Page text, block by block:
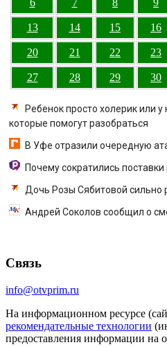
13 14 15 16
20 21 22 23
27 28 29 30
Ребенок просто холерик или
которые помогут разобраться
В Уфе отразили очередную
Почему сократились
Дочь Розы Сябитовой сильно
Андрей Соколов сообщил о
Связь
info@otvprim.ru
На информационном ресурсе
рекомендательные технологии
предоставления информации на